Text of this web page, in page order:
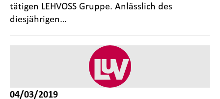
tätigen LEHVOSS Gruppe. Anlässlich des
diesjährigen…
04/03/2019